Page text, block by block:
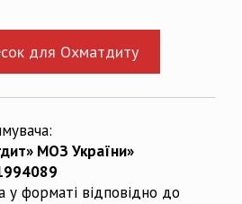
для Охматдиту
МОЗ України»
у форматі відповідно до